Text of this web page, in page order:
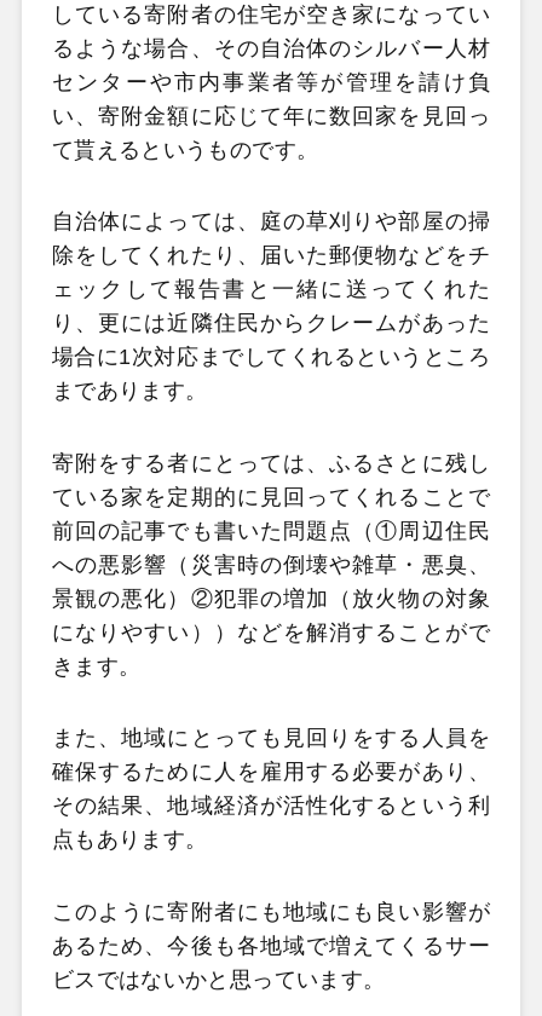
している寄附者の住宅が空き家になってい
るような場合、その自治体のシルバー人材
センターや市内事業者等が管理を請け負
い、寄附金額に応じて年に数回家を見回っ
て貰えるというものです。
自治体によっては、庭の草刈りや部屋の掃
除をしてくれたり、届いた郵便物などをチ
ェックして報告書と一緒に送ってくれた
り、更には近隣住民からクレームがあった
場合に1次対応までしてくれるというところ
まであります。
寄附をする者にとっては、ふるさとに残し
ている家を定期的に見回ってくれることで
前回の記事でも書いた問題点（①周辺住民
への悪影響（災害時の倒壊や雑草・悪臭、
景観の悪化）②犯罪の増加（放火物の対象
になりやすい））などを解消することがで
きます。
また、地域にとっても見回りをする人員を
確保するために人を雇用する必要があり、
その結果、地域経済が活性化するという利
点もあります。
このように寄附者にも地域にも良い影響が
あるため、今後も各地域で増えてくるサー
ビスではないかと思っています。